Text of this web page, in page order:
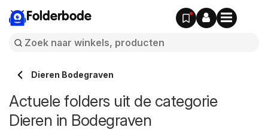
Folderbode
Dieren Bodegraven
Actuele folders uit de categorie
Dieren in Bodegraven